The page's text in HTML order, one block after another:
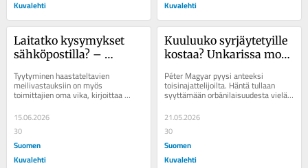
Kuvalehti
Kuvalehti
Laitatko kysymykset
sähköpostilla? –
ei ole haastattelu
Tyytyminen haastateltavien
meilivastauksiin on myös
toimittajien oma vika, kirjoittaa
Aurora Rämö.
15.06.2026
30
Suomen
Kuvalehti
Kuuluuko syrjäytetyille
kostaa? Unkarissa moni
kasvoi Orbánin
järjestelmässä
Péter Magyar pyysi anteeksi
toisinajattelijoilta. Häntä tullaan
syyttämään orbánilaisuudesta vielä
monesti.
21.05.2026
30
Suomen
Kuvalehti